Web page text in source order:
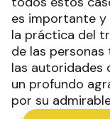
es importante y
la práctica del
de las
las autoridades
un profundo
por su